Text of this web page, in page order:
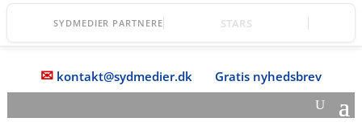
SYDMEDIER PARTNERE Fanefjord Torv
✉ kontakt@sydmedier.dk Gratis nyhedsbrev